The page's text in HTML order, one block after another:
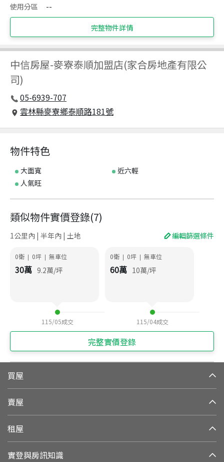
使用分區
--
完整物件詳情
中信房屋-麥寮泰順加盟店(家合房地產有限公
司)
05-6939-707
雲林縣麥寮鄉泰順路181號
物件特色
大面寬
近六輕
人氣旺
類似物件實價登錄(7)
1公里內 | 半年內 | 土地 編輯篩選條件
0衛 | 0坪 | 無車位
30萬 9.2萬/坪
115/05成交
0衛 | 0坪 | 無車位
60萬 10萬/坪
115/04成交
完整實價登錄
買屋
賣屋
租屋
實登與房訊知識